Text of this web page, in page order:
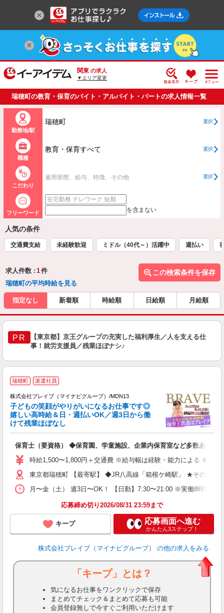
関東 の求人
▼エリア変更
瑞穂町の教育・保育のバイト・アルバイト・パートの求人情報一覧
勤務地/駅
瑞穂町 選択
職種
教育・保育すべて 選択
こだわり
雇用形態、給与、特徴、その他 選択
フリーワード を含まない
人気の条件
交通費支給 未経験歓迎 ミドル（40代～）活躍中 週払い
求人件数 : 1件
瑞穂町の平均時給を見る
この検索条件を保存
指定なし 新着順 時給順 日給順 月給順
PR
【東京都】京王グループの充実した福利厚生／人を支える仕
事！就労支援員／残業ほぼナシ♪
瑞穂町 派遣社員
株式会社ブレイブ（マイナビグループ）/MDN13
子どもの笑顔がやりがいになるお仕事です◎
嬉しい高時給＆日・週払いOK／週3日から働
けて残業ほぼなし
保育士（要資格） ◆保育園、学童施設、企業内保育室など多数あり
時給1,500〜1,800円＋交通費 ※給与幅は経験・能力による ◆支
東京都瑞穂町 【最寄駅】 ◆JR八高線「箱根ケ崎駅」 ★その他、
月〜金（土） 週3日〜OK！ 【日勤】7:30〜21:00 ※実働8時間勤
応募締め切り2026/08/31 23:59まで
キープ 応募画面へ進む
かんたん3ステップ！
株式会社ブレイブ（マイナビグループ） の他の求人をみる
「キープ」とは？
気になるお仕事をワンクリックで保存
まとめてチェック＆まとめて応募も可能
会員登録無しで今すぐご利用いただけます